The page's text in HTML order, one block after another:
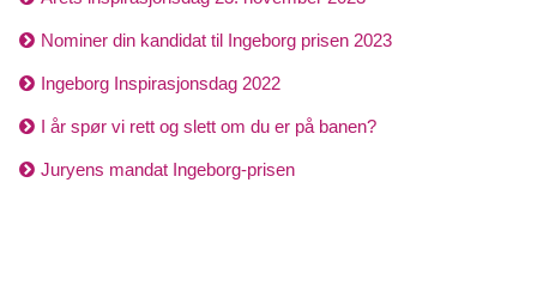
Nominer din kandidat til Ingeborg prisen 2023
Ingeborg Inspirasjonsdag 2022
I år spør vi rett og slett om du er på banen?
Juryens mandat Ingeborg-prisen